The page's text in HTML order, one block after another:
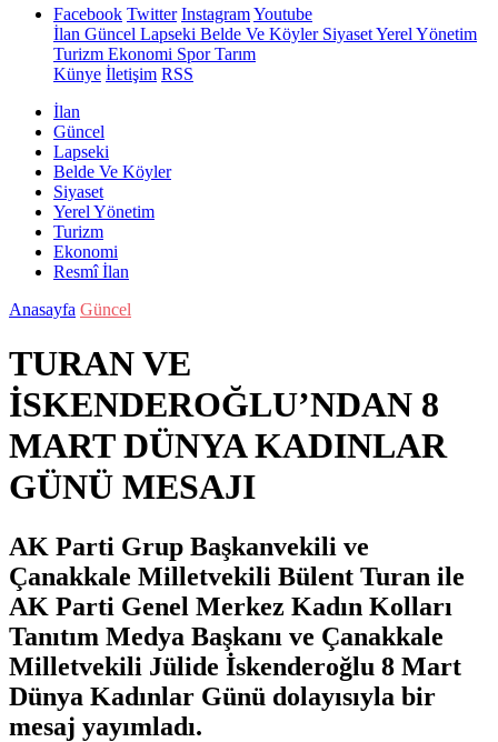
Facebook Twitter InstagramYoutube
İlan Güncel Lapseki Belde Ve KöylerSiyasetYerel Yönetim
Turizm Ekonomi SporTarım
Künye İletişim RSS
İlan
Güncel
Lapseki
Belde Ve Köyler
Siyaset
Yerel Yönetim
Turizm
Ekonomi
Resmî İlan
Anasayfa Güncel
TURAN VE
İSKENDEROĞLU’NDAN 8
MART DÜNYA KADINLAR
GÜNÜ MESAJI
AK Parti Grup Başkanvekili ve
Çanakkale Milletvekili Bülent Turan ile
AK Parti Genel Merkez Kadın Kolları
Tanıtım Medya Başkanı ve Çanakkale
Milletvekili Jülide İskenderoğlu 8 Mart
Dünya Kadınlar Günü dolayısıyla bir
mesaj yayımladı.